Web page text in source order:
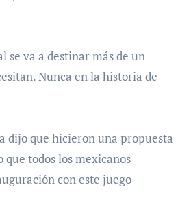
se va a destinar más de un
Nunca en la historia de
dijo que hicieron una propuesta
que todos los mexicanos
con este juego